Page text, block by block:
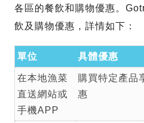
各區的餐飲和購物優惠。
飲及購物優惠，詳情如下：
單位 具體優惠
在本地漁菜
直送網站或
手機APP
購買特定產品
惠